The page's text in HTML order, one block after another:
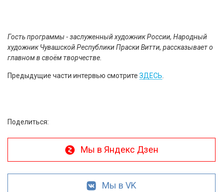
Гость программы - заслуженный художник России, Народный
художник Чувашской Республики Праски Витти, рассказывает о
главном в своём творчестве.
Предыдущие части интервью смотрите ЗДЕСЬ.
Поделиться:
Мы в Яндекс Дзен
Мы в VK